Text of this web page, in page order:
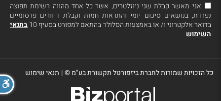
אני מאשר קבלת שני ניוזלטרים, אשר כל אחד מהווה רשימת תפוצה
נפרדת, בנושאים סיכום יומי והתראות חמות וקבלת דיוורים פרסומיים
בדואר אלקטרוני ו/ או באמצעות הסלולר בהתאם למפורט בסעיף 10
בתנאי
השימוש
כל הזכויות שמורות לחברת ביזפורטל תקשורת בע"מ ©| תנאי שימוש